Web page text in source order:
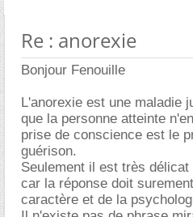
Re : anorexie
Bonjour Fenouille
L'anorexie est une maladie
que la personne atteinte
prise de conscience est le
guérison.
Seulement il est très
car la réponse doit
caractère et de la